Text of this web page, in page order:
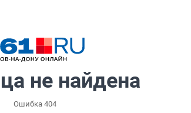
не найдена
Ошибка 404